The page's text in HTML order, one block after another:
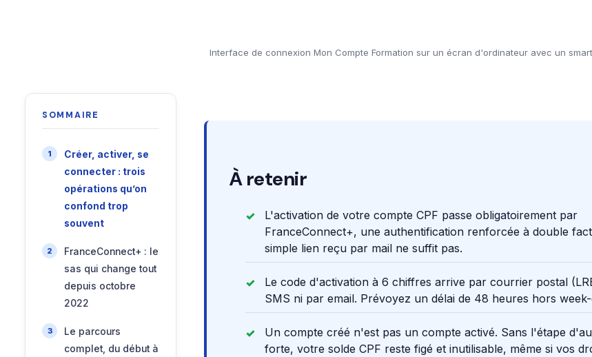
Interface de connexion Mon Compte Formation sur un écran d'ordinateur avec un
SOMMAIRE
Créer, activer, se
connecter : trois
opérations qu’on
confond trop
souvent
FranceConnect+ : le
sas qui change tout
depuis octobre
2022
Le parcours
complet, du début à
À retenir
L'activation de votre compte CPF passe obligatoirement par
FranceConnect+, une authentification renforcée à double
simple lien reçu par mail ne suffit pas.
Le code d'activation à 6 chiffres arrive par courrier postal
SMS ni par email. Prévoyez un délai de 48 heures hors
Un compte créé n'est pas un compte activé. Sans l'étape
forte, votre solde CPF reste figé et inutilisable, même si vos